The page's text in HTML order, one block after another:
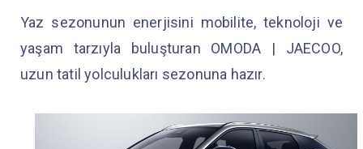
Yaz sezonunun enerjisini mobilite, teknoloji ve
yaşam tarzıyla buluşturan OMODA | JAECOO,
uzun tatil yolculukları sezonuna hazır.